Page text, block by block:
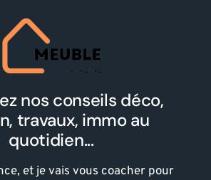
nos conseils déco,
travaux, immo au
quotidien...
et je vais vous coacher pour